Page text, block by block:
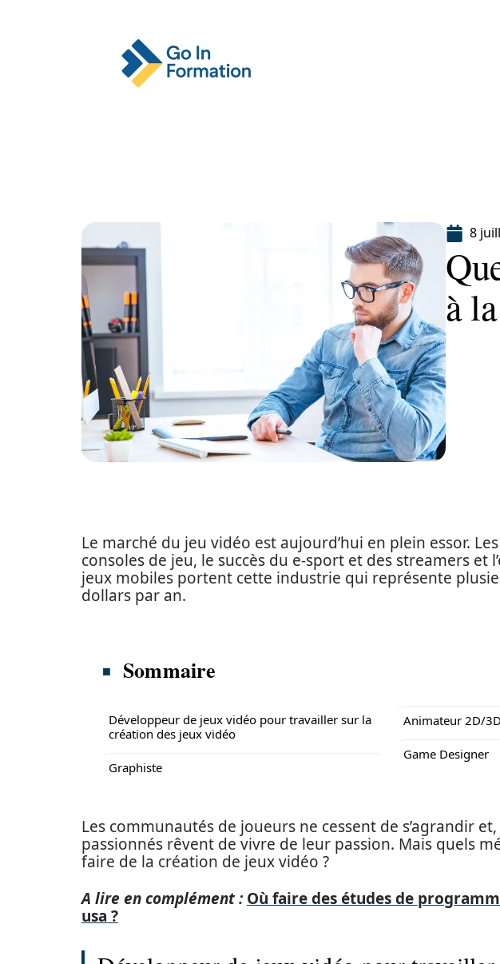
8
à
Le marché du jeu vidéo est aujourd’hui en plein essor.
consoles de jeu, le succès du e-sport et des streamers et
jeux mobiles portent cette industrie qui représente
dollars par an.
Sommaire
Développeur de jeux vidéo pour travailler sur la
création des jeux vidéo
Graphiste
Animateur 2D/3D
Game Designer
Les communautés de joueurs ne cessent de s’agrandir
passionnés rêvent de vivre de leur passion. Mais quels
faire de la création de jeux vidéo ?
A lire en complément : Où faire des études de
usa ?